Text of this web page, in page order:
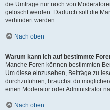
die Umfrage nur noch von
gelöscht werden. Dadurch soll die
verhindert werden.
Nach oben
Warum kann ich auf bestimmte
Manche Foren können bestimmten
Um diese einzusehen, Beiträge zu
durchzuführen, brauchst du
einen Moderator oder Administrator
Nach oben